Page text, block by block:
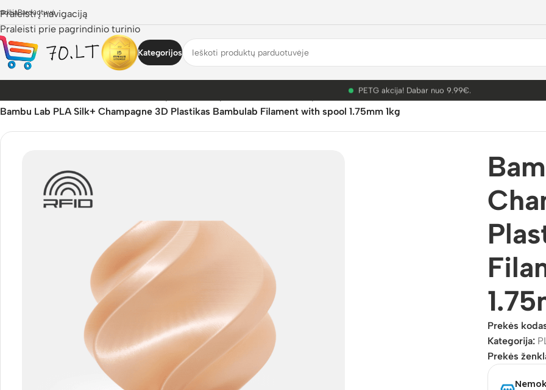
Praleisti į navigaciją
Praleisti prie pagrindinio turinio
Parduotuvė
Kategorijos
PETG akcija! Dabar nuo 9.99€.
/PLA Silk+/
Bambu Lab PLA Silk+ Champagne 3D Plastikas Bambulab Filament with spool 1.75mm 1kg
Prekės
Kategorija:
Prekės